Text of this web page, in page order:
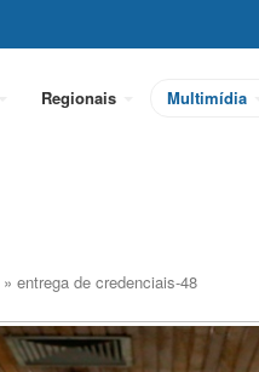
Regionais Multimídia
» entrega de credenciais-48